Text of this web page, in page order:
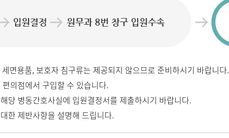
면용품, 보호자 침구류는 제공되지 않으므로 준비하시기 바랍니다.
의점에서 구입할 수 있습니다.
당 병동간호사실에 입원결정서를 제출하시기 바랍니다.
한 제반사항을 설명해 드립니다.